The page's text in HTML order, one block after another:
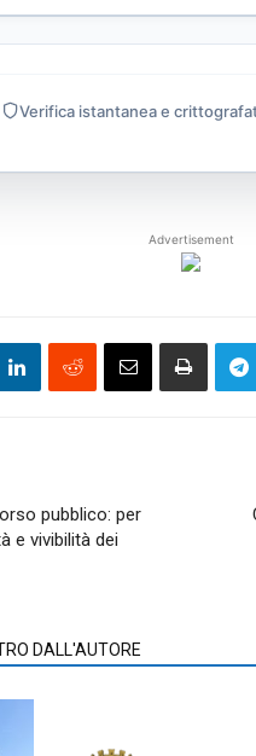
Verifica istantanea e
Advertisement
pubblico: per
e vivibilità dei
DALL'AUTORE